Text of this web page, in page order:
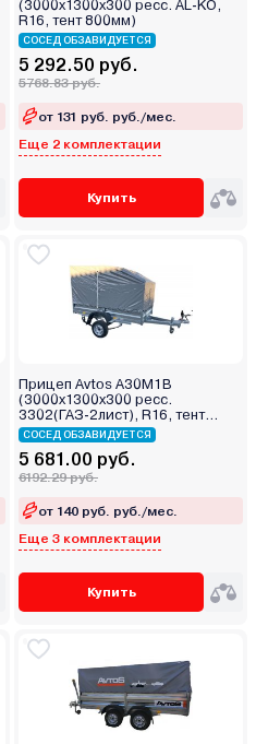
(3000х1300х300 ресс. AL-KO,
R16, тент 800мм)
СОСЕД ОБЗАВИДУЕТСЯ
5 292.50 руб.
5768.83 руб.
от 131 руб. руб./мес.
Еще 2 комплектации
Купить
Прицеп Avtos А30М1В
(3000х1300х300 ресс.
3302(ГАЗ-2лист), R16, тент
400мм)
СОСЕД ОБЗАВИДУЕТСЯ
5 681.00 руб.
6192.29 руб.
от 140 руб. руб./мес.
Еще 3 комплектации
Купить